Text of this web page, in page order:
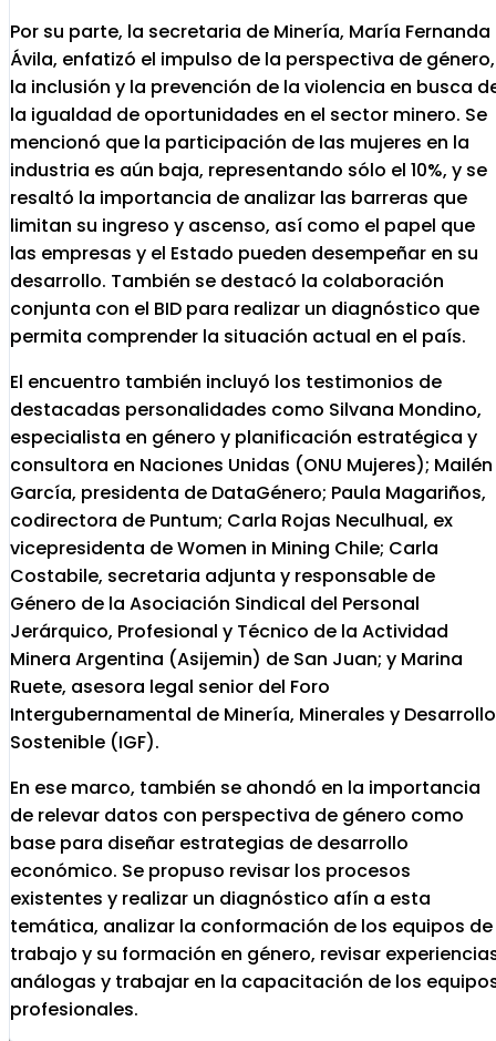
Por su parte, la secretaria de Minería, María Fernanda
Ávila, enfatizó el impulso de la perspectiva de género,
la inclusión y la prevención de la violencia en busca
la igualdad de oportunidades en el sector minero. Se
mencionó que la participación de las mujeres en la
industria es aún baja, representando sólo el 10%, y se
resaltó la importancia de analizar las barreras que
limitan su ingreso y ascenso, así como el papel que
las empresas y el Estado pueden desempeñar en su
desarrollo. También se destacó la colaboración
conjunta con el BID para realizar un diagnóstico que
permita comprender la situación actual en el país.
El encuentro también incluyó los testimonios de
destacadas personalidades como Silvana Mondino,
especialista en género y planificación estratégica y
consultora en Naciones Unidas (ONU Mujeres); Mailén
García, presidenta de DataGénero; Paula Magariños,
codirectora de Puntum; Carla Rojas Neculhual, ex
vicepresidenta de Women in Mining Chile; Carla
Costabile, secretaria adjunta y responsable de
Género de la Asociación Sindical del Personal
Jerárquico, Profesional y Técnico de la Actividad
Minera Argentina (Asijemin) de San Juan; y Marina
Ruete, asesora legal senior del Foro
Intergubernamental de Minería, Minerales y Desarrollo
Sostenible (IGF).
En ese marco, también se ahondó en la importancia
de relevar datos con perspectiva de género como
base para diseñar estrategias de desarrollo
económico. Se propuso revisar los procesos
existentes y realizar un diagnóstico afín a esta
temática, analizar la conformación de los equipos de
trabajo y su formación en género, revisar
análogas y trabajar en la capacitación de los
profesionales.